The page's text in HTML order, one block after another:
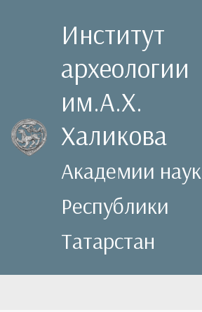
Институт
археологии
им.А.Х.
Халикова
Академии наук
Республики
Татарстан